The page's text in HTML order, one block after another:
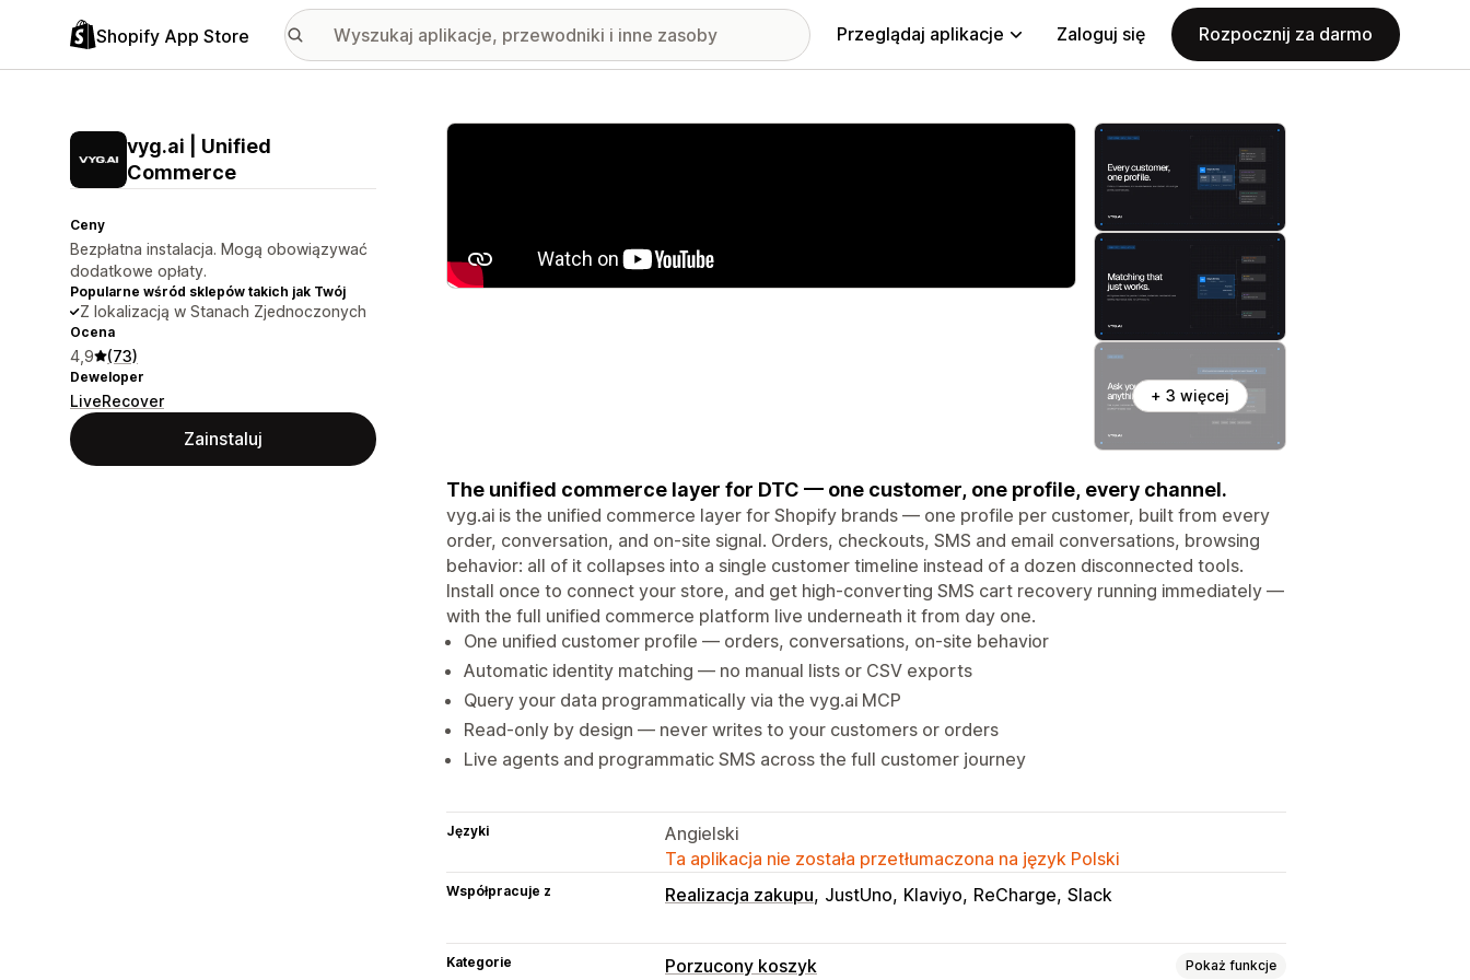
Shopify App Store Przeglądaj aplikacje Zaloguj się Rozpocznij za darmo
vyg.ai | Unified
Commerce
Ceny
Bezpłatna instalacja. Mogą obowiązywać
dodatkowe opłaty.
Popularne wśród sklepów takich jak Twój
Z lokalizacją w Stanach Zjednoczonych
Ocena
4,9 (73)
Deweloper
LiveRecover
Zainstaluj
Wyróżnione obrazy w galerii
+ 3 więcej
The unified commerce layer for DTC — one customer, one profile, every channel.
vyg.ai is the unified commerce layer for Shopify brands — one profile per customer, built from every
order, conversation, and on-site signal. Orders, checkouts, SMS and email conversations, browsing
behavior: all of it collapses into a single customer timeline instead of a dozen disconnected tools.
Install once to connect your store, and get high-converting SMS cart recovery running immediately —
with the full unified commerce platform live underneath it from day one.
One unified customer profile — orders, conversations, on-site behavior
Automatic identity matching — no manual lists or CSV exports
Query your data programmatically via the vyg.ai MCP
Read-only by design — never writes to your customers or orders
Live agents and programmatic SMS across the full customer journey
Języki
Angielski
Ta aplikacja nie została przetłumaczona na język Polski
Współpracuje z Realizacja zakupu JustUno Klaviyo ReCharge Slack
Kategorie Porzucony koszyk Pokaż funkcje